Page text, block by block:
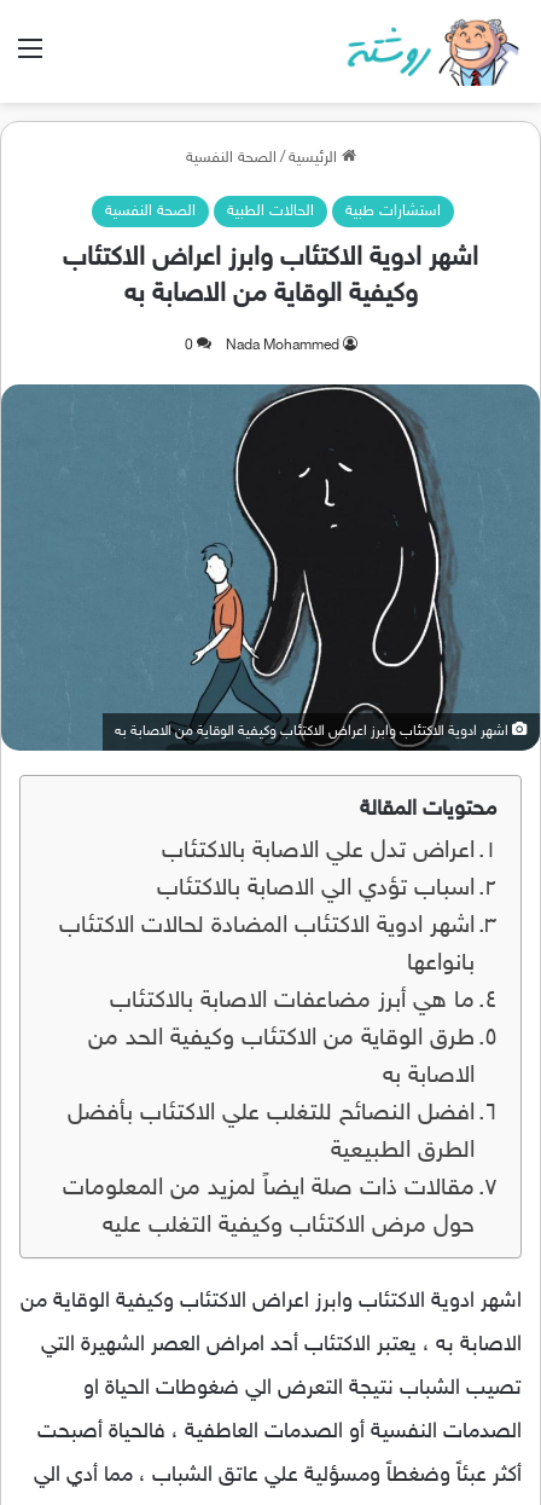
الرئيسية / الصحة النفسية
استشارات طبية الحالات الطبية الصحة النفسية
اشهر ادوية الاكتئاب وابرز اعراض الاكتئاب
وكيفية الوقاية من الاصابة به
Nada Mohammed
0
اشهر ادوية الاكتئاب وابرز اعراض الاكتئاب وكيفية الوقاية من الاصابة به
محتويات المقالة
اعراض تدل علي الاصابة بالاكتئاب
اسباب تؤدي الي الاصابة بالاكتئاب
اشهر ادوية الاكتئاب المضادة لحالات الاكتئاب
بانواعها
ما هي أبرز مضاعفات الاصابة بالاكتئاب
طرق الوقاية من الاكتئاب وكيفية الحد من
الاصابة به
افضل النصائح للتغلب علي الاكتئاب بأفضل
الطرق الطبيعية
مقالات ذات صلة ايضاً لمزيد من المعلومات
حول مرض الاكتئاب وكيفية التغلب عليه
اشهر ادوية الاكتئاب وابرز اعراض الاكتئاب وكيفية الوقاية من
الاصابة به ، يعتبر الاكتئاب أحد امراض العصر الشهيرة التي
تصيب الشباب نتيجة التعرض الي ضغوطات الحياة او
الصدمات النفسية أو الصدمات العاطفية ، فالحياة أصبحت
أكثر عبئاً وضغطاً ومسؤلية علي عاتق الشباب ، مما أدي الي